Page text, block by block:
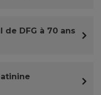
de DFG à 70 ans